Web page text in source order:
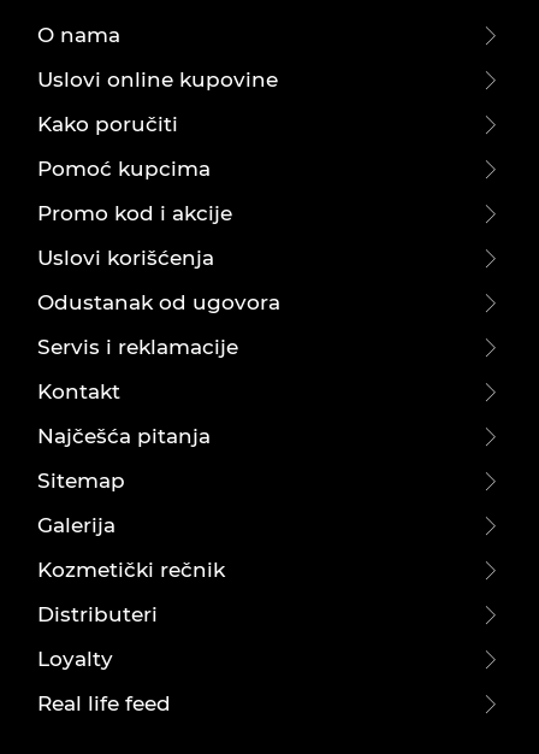
O nama
Uslovi online kupovine
Kako poručiti
Pomoć kupcima
Promo kod i akcije
Uslovi korišćenja
Odustanak od ugovora
Servis i reklamacije
Kontakt
Najčešća pitanja
Sitemap
Galerija
Kozmetički rečnik
Distributeri
Loyalty
Real life feed